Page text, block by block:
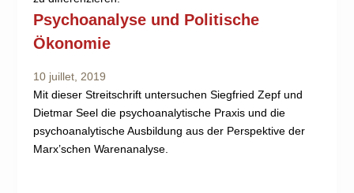
Psychoanalyse und Politische
Ökonomie
10 juillet, 2019
Mit dieser Streitschrift untersuchen Siegfried Zepf und
Dietmar Seel die psychoanalytische Praxis und die
psychoanalytische Ausbildung aus der Perspektive der
Marx’schen Warenanalyse.